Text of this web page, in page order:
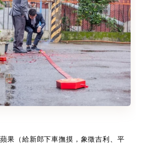
果（給新郎下車撫摸，象徵吉利、平